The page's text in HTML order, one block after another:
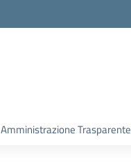
Amministrazione Trasparente